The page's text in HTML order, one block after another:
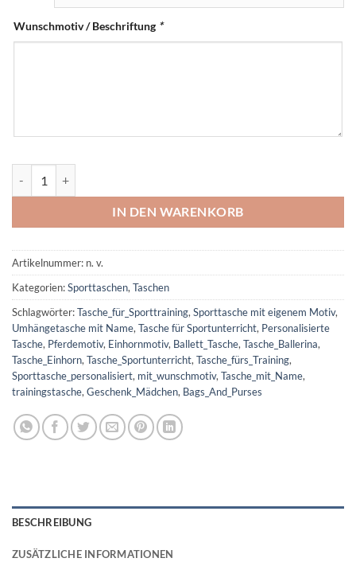
Wunschmotiv / Beschriftung *
IN DEN WARENKORB
Artikelnummer: n. v.
Kategorien:Sporttaschen,Taschen
Schlagwörter:Tasche_für_Sporttraining,Sporttasche mit eigenem Motiv,
Umhängetasche mit Name,Tasche für Sportunterricht, Personalisierte
Tasche, Pferdemotiv, Einhornmotiv, Ballett_Tasche,Tasche_Ballerina,
Tasche_Einhorn,Tasche_Sportunterricht,Tasche_fürs_Training,
Sporttasche_personalisiert, mit_wunschmotiv,Tasche_mit_Name,
trainingstasche,Geschenk_Mädchen, Bags_And_Purses
BESCHREIBUNG
ZUSÄTZLICHE INFORMATIONEN